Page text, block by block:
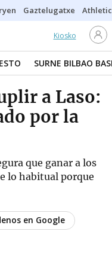
Gaztelugatxe Athletic
Kiosko
SURNE BILBAO
a Laso:
por la
que ganar a los
lo habitual porque
en Google